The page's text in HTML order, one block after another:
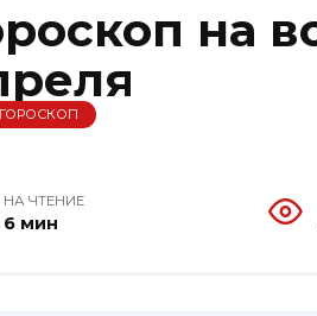
на
НА ЧТЕНИЕ
6 мин